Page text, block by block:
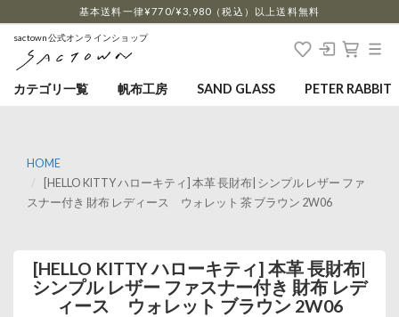
基本送料一律¥770/¥3,980（税込）以上送料無料
sactown公式オンラインショップ
カテゴリ一覧 帆布工房 SAND GLASS PETER RABBIT
HOME
[HELLO KITTY ハローキティ] 本革 長財布| シンプル レザー ファ
スナー付き 財布 レディース ウォレット 茶 ブラウン 2W06
[HELLO KITTY ハローキティ] 本革 長財布|
シンプル レザー ファスナー付き 財布 レデ
ィース ウォレット ブラウン 2W06